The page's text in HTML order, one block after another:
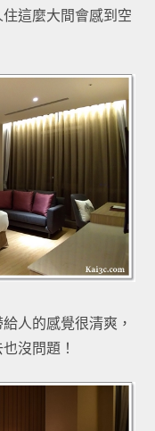
這麼大間會感到空
人的感覺很清爽，
沒問題！